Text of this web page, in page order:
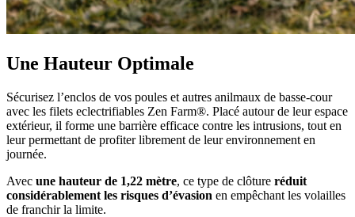
Une Hauteur Optimale
Sécurisez l’enclos de vos poules et autres anilmaux de basse-cour
avec les filets eclectrifiables Zen Farm®. Placé autour de leur espace
extérieur, il forme une barrière efficace contre les intrusions, tout en
leur permettant de profiter librement de leur environnement en
journée.
Avec une hauteur de 1,22 mètre, ce type de clôture réduit
considérablement les risques d’évasion en empêchant les volailles
de franchir la limite.